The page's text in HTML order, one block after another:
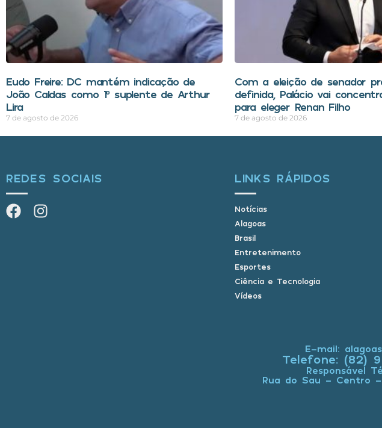
Eudo Freire: DC mantém indicação de
João Caldas como 1º suplente de Arthur
Lira
7 de agosto de 2026
Com a eleição de senador
definida, Palácio vai
para eleger Renan Filho
7 de agosto de 2026
REDES SOCIAIS LINKS RÁPIDOS
Notícias
Alagoas
Brasil
Entretenimento
Esportes
Ciência e Tecnologia
Vídeos
E-mail:
Telefone: (82)
Responsável
Rua do Sau - Centro